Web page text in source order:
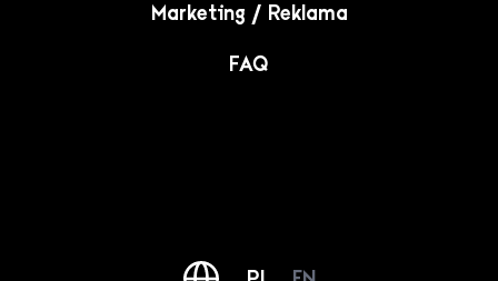
Marketing / Reklama
FAQ